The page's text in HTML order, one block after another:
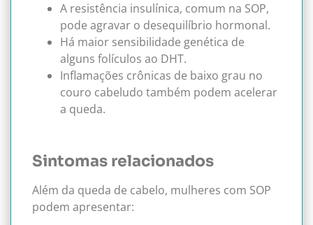
A resistência insulínica, comum na SOP,
pode agravar o desequilíbrio hormonal.
Há maior sensibilidade genética de
alguns folículos ao DHT.
Inflamações crônicas de baixo grau no
couro cabeludo também podem acelerar
a queda.
Sintomas relacionados
Além da queda de cabelo, mulheres com SOP
podem apresentar: